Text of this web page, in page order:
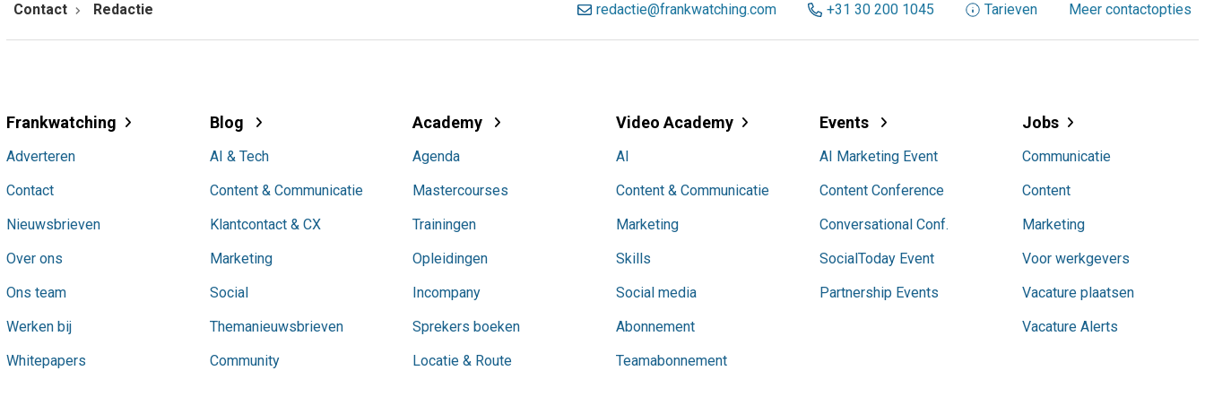
Contact Redactie redactie@frankwatching.com +31 30 200 1045 Tarieven Meer contactopties
Frankwatching
Adverteren
Contact
Nieuwsbrieven
Over ons
Ons team
Werken bij
Whitepapers
Blog
AI & Tech
Content & Communicatie
Klantcontact & CX
Marketing
Social
Themanieuwsbrieven
Community
Academy
Agenda
Mastercourses
Trainingen
Opleidingen
Incompany
Sprekers boeken
Locatie & Route
Video Academy
AI
Content & Communicatie
Marketing
Skills
Social media
Abonnement
Teamabonnement
Events
AI Marketing Event
Content Conference
Conversational Conf.
SocialToday Event
Partnership Events
Jobs
Communicatie
Content
Marketing
Voor werkgevers
Vacature plaatsen
Vacature Alerts